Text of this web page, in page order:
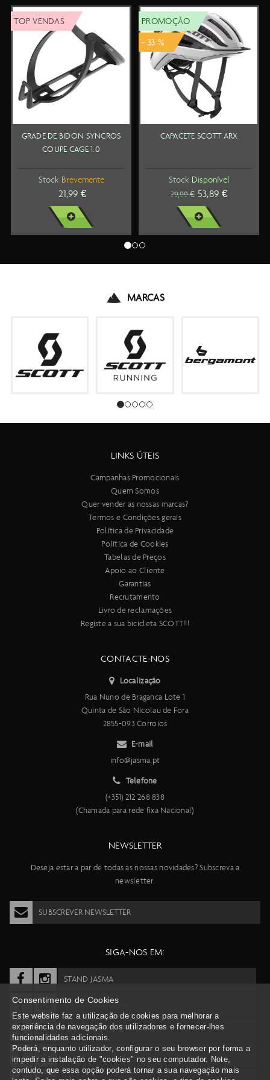
VENDAS
GRADE DE BIDON SYNCROS
COUPE CAGE 1.0
Stock Brevemente
21,99 €
VER MAIS
PROMOÇÃO
- 33 %
CAPACETE SCOTT ARX
Stock Disponível
79,99 € 53,89 €
VER MAIS
MARCAS
LINKS ÚTEIS
Campanhas Promocionais
Quem Somos
Quer vender as nossas marcas?
Termos e Condições gerais
Política de Privacidade
Política de Cookies
Tabelas de Preços
Apoio ao Cliente
Garantias
Recrutamento
Livro de reclamações
Registe a sua bicicleta SCOTT!!!
CONTACTE-NOS
Localização
Rua Nuno de Braganca Lote 1
Quinta de São Nicolau de Fora
2855-093 Corroios
E-mail
info@jasma.pt
Telefone
(+351) 212 268 838
(Chamada para rede fixa Nacional)
NEWSLETTER
Deseja estar a par de todas as nossas novidades? Subscreva a
newsletter.
SUBSCREVER NEWSLETTER
SIGA-NOS EM:
STAND JASMA
SCOTT PORTUGAL
SYNCROS PORTUGAL
BERGAMONT PORTUGAL
Consentimento de Cookies
Este website faz a utilização de cookies para melhorar a
experiência de navegação dos utilizadores e fornecer-lhes
funcionalidades adicionais.
Poderá, enquanto utilizador, configurar o seu browser por forma a
impedir a instalação de "cookies" no seu computador. Note,
contudo, que essa opção poderá tornar a sua navegação mais